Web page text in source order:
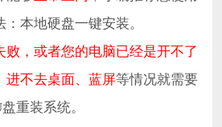
本地硬盘一键安装。
败，或者您的电脑已经是开不了
进不去桌面、蓝屏等情况就需要
重装系统。